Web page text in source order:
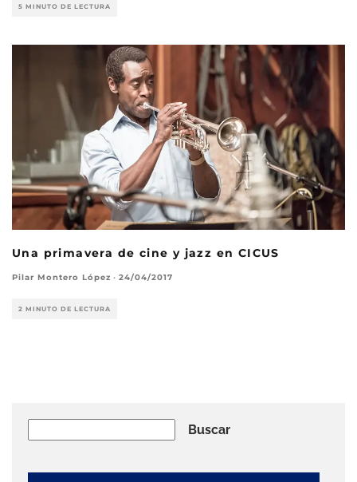
5 MINUTO DE LECTURA
Una primavera de cine y jazz en CICUS
Pilar Montero López · 24/04/2017
2 MINUTO DE LECTURA
Buscar